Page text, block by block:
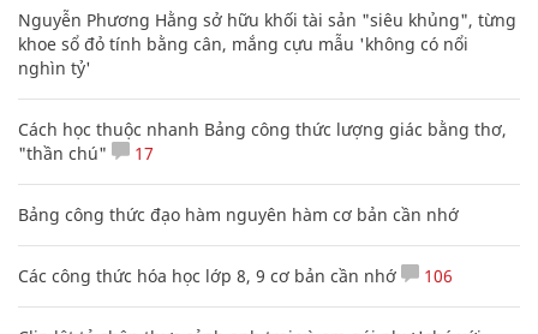
Nguyễn Phương Hằng sở hữu khối tài sản "siêu khủng", từng
khoe sổ đỏ tính bằng cân, mắng cựu mẫu 'không có nổi
nghìn tỷ'
Cách học thuộc nhanh Bảng công thức lượng giác bằng thơ,
"thần chú"
17
Bảng công thức đạo hàm nguyên hàm cơ bản cần nhớ
Các công thức hóa học lớp 8, 9 cơ bản cần nhớ 106